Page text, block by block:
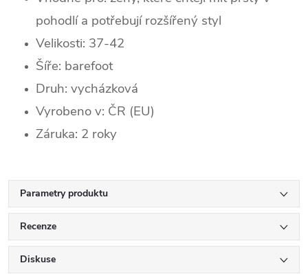
pohodlí a potřebují rozšířený styl
Velikosti: 37-42
Šíře: barefoot
Druh: vycházková
Vyrobeno v: ČR (EU)
Záruka: 2 roky
Parametry produktu
Recenze
Diskuse